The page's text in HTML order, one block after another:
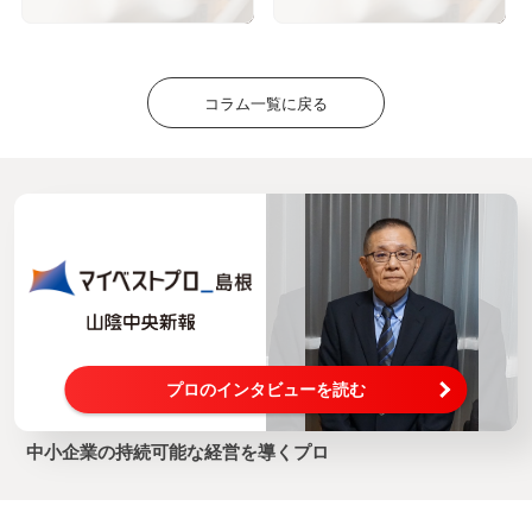
コラム一覧に戻る
プロのインタビューを読む
中小企業の持続可能な経営を導くプロ